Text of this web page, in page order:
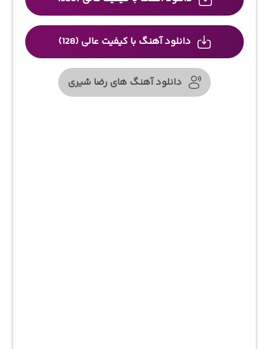
دانلود آهنگ با کیفیت عالی (128)
دانلود آهنگ های رضا شیری